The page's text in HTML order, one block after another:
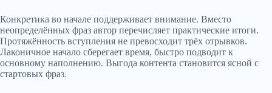
Конкретика во начале поддерживает внимание. Вместо
неопределённых фраз автор перечисляет практические итоги.
Протяжённость вступления не превосходит трёх отрывков.
Лаконичное начало сберегает время, быстро подводит к
основному наполнению. Выгода контента становится ясной с
стартовых фраз.